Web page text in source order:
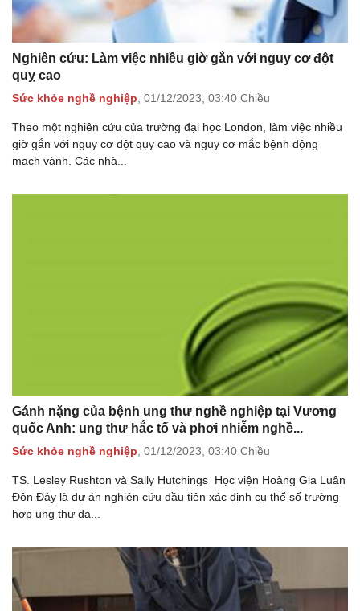
Nghiên cứu: Làm việc nhiều giờ gắn với nguy cơ đột
quỵ cao
Sức khỏe nghề nghiệp 01/12/2023, 03:40 Chiều
Theo một nghiên cứu của trường đại học London, làm việc nhiều
giờ gắn với nguy cơ đột qụy cao và nguy cơ mắc bệnh động
mạch vành. Các nhà...
Gánh nặng của bệnh ung thư nghề nghiệp tại Vương
quốc Anh: ung thư hắc tố và phơi nhiễm nghề...
Sức khỏe nghề nghiệp, 01/12/2023, 03:40 Chiều
TS. Lesley Rushton và Sally Hutchings Học viện Hoàng Gia Luân
Đôn Đây là dự án nghiên cứu đầu tiên xác định cụ thể số trường
hợp ung thư da...